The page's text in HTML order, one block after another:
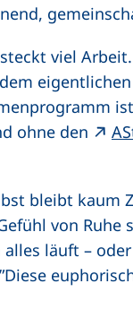
viel
ohne den
bleibt kaum
von
läuft –